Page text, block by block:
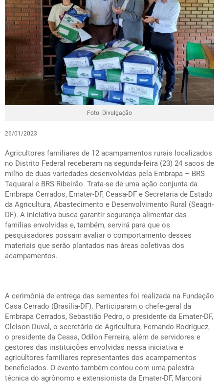
Foto: Divulgação
26/01/2023
Agricultores familiares de 12 acampamentos rurais localizados
no Distrito Federal receberam na segunda-feira (23) 24 sacos de
milho de duas variedades desenvolvidas pela Embrapa – BRS
Taquaral e BRS Ribeirão. Trata-se de uma ação conjunta da
Embrapa Cerrados, Emater-DF, Ceasa-DF e Secretaria de Estado
da Agricultura, Abastecimento e Desenvolvimento Rural (Seagri-
DF). A iniciativa busca garantir segurança alimentar das
famílias envolvidas e, também, servirá para que os
pesquisadores possam avaliar o comportamento desses
materiais que serão plantados nas áreas coletivas dos
acampamentos.
A cerimônia de entrega das sementes foi realizada na Fundação
Casa Cerrado (Brasília-DF). Participaram o chefe-geral da
Embrapa Cerrados, Sebastião Pedro, o presidente da Emater-DF,
Cleison Duval, o secretário de Agricultura, Fernando Rodriguez,
o presidente da Ceasa, Odilon Ferreira, além de servidores e
gestores das instituições envolvidas nessa iniciativa e
agricultores familiares representantes dos acampamentos
beneficiados. O evento também contou com uma palestra
técnica do agrônomo e extensionista da Emater-DF, Marconi